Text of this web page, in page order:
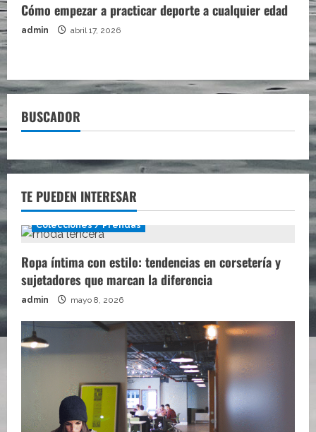
Cómo empezar a practicar deporte a cualquier edad
admin abril 17, 2026
BUSCADOR
TE PUEDEN INTERESAR
Colecciones / Prendas
Ropa íntima con estilo: tendencias en corsetería y
sujetadores que marcan la diferencia
admin mayo 8, 2026